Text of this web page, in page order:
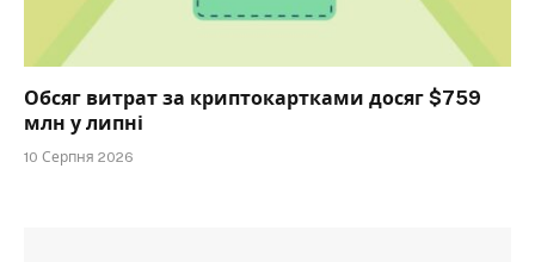
Обсяг витрат за криптокартками досяг $759
млн у липні
10 Серпня 2026